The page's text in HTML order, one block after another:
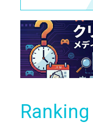
Ranking